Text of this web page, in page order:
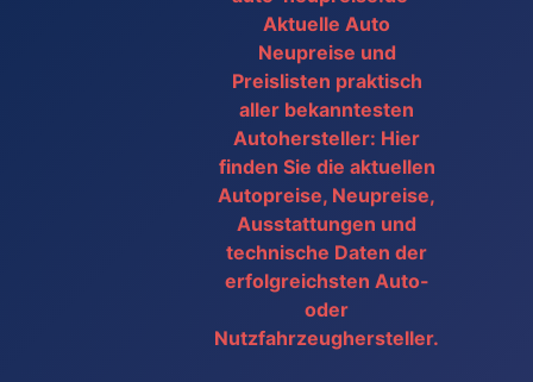
Aktuelle Auto
Neupreise und
Preislisten praktisch
aller bekanntesten
Autohersteller: Hier
finden Sie die aktuellen
Autopreise, Neupreise,
Ausstattungen und
technische Daten der
erfolgreichsten Auto-
oder
Nutzfahrzeughersteller.